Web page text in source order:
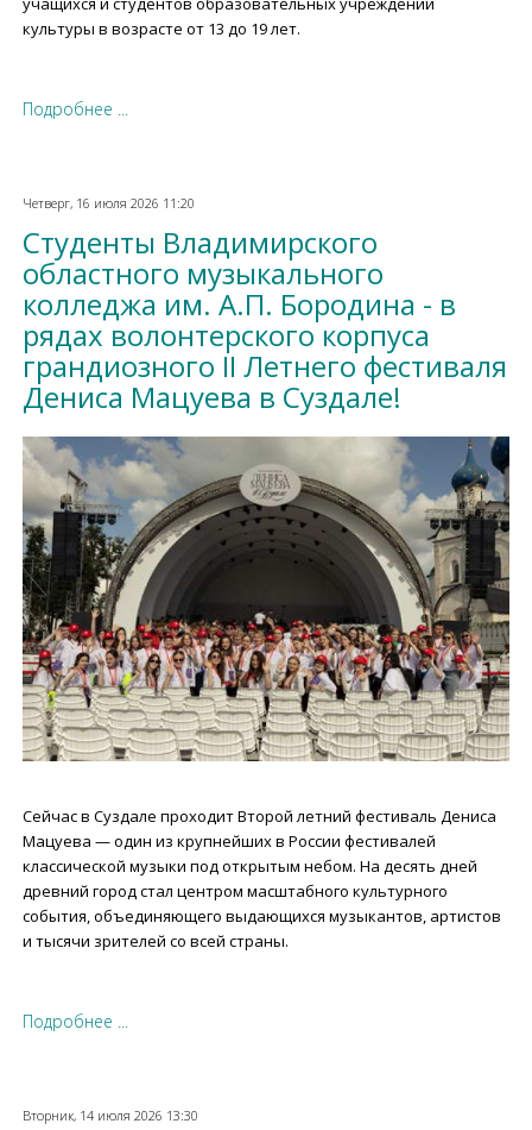
культуры в возрасте от 13 до 19 лет.
Подробнее ...
Четверг, 16 июля 2026 11:20
Студенты Владимирского
областного музыкального
колледжа им. А.П. Бородина - в
рядах волонтерского корпуса
грандиозного II Летнего фестиваля
Дениса Мацуева в Суздале!
Сейчас в Суздале проходит Второй летний фестиваль Дениса
Мацуева — один из крупнейших в России фестивалей
классической музыки под открытым небом. На десять дней
древний город стал центром масштабного культурного
события, объединяющего выдающихся музыкантов, артистов
и тысячи зрителей со всей страны.
Подробнее ...
Вторник, 14 июля 2026 13:30